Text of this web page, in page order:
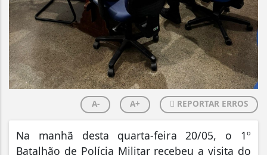
A- A+ REPORTAR ERROS
Na manhã desta quarta-feira 20/05, o 1º
Batalhão de Polícia Militar recebeu a visita do